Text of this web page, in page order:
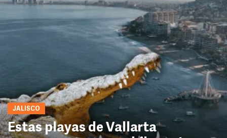
JALISCO
Estas playas de Vallarta